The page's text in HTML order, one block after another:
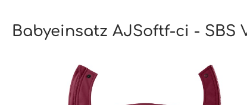
Babyeinsatz AJSoftf-ci -
Bildergalerie überspringen